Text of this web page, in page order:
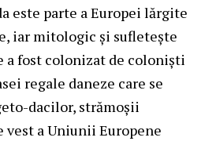
este parte a Europei lărgite
iar mitologic și sufletește
a fost colonizat de coloniști
regale daneze care se
dacilor, strămoșii
vest a Uniunii Europene